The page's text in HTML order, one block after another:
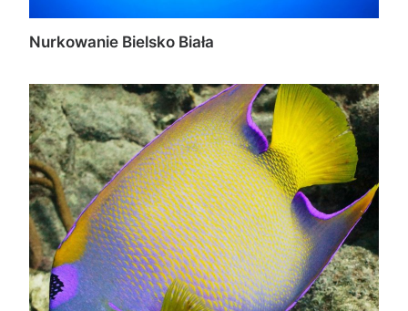
Nurkowanie Bielsko Biała